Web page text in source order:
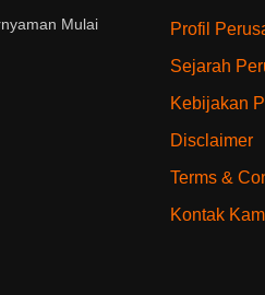
Mulai
Profil
Sejarah
Kebijakan
Disclaimer
Terms &
Kontak